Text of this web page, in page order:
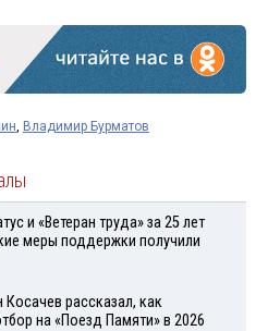
, Владимир Бурматов
и «Ветеран труда» за 25 лет
меры поддержки получили
Косачев рассказал, как
на «Поезд Памяти» в 2026